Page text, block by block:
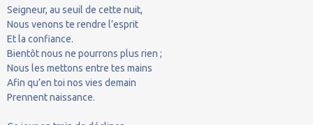
Seigneur, au seuil de cette nuit,
Nous venons te rendre l’esprit
Et la confiance.
Bientôt nous ne pourrons plus rien ;
Nous les mettons entre tes mains
Afin qu’en toi nos vies demain
Prennent naissance.